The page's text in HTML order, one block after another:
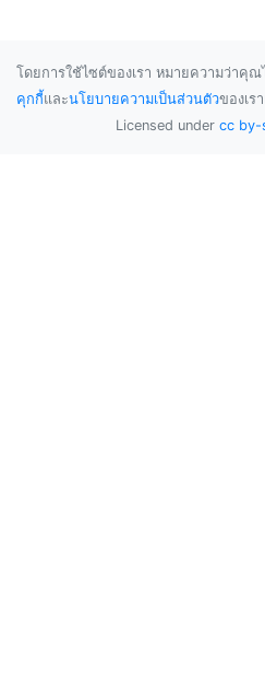
โดยการใช้ไซต์ของเรา หมายความว่าคุณ
คุกกี้และนโยบายความเป็นส่วนตัวของเร
Licensed under cc by-